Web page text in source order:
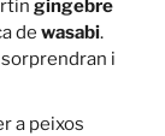
gingebre
de wasabi.
i
a peixos